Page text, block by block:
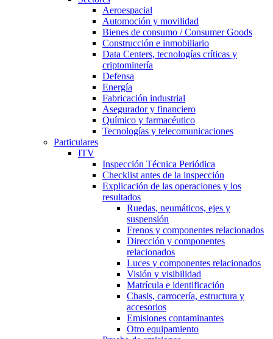
Aeroespacial
Automoción y movilidad
Bienes de consumo / Consumer Goods
Construcción e inmobiliario
Data Centers, tecnologías críticas y
criptominería
Defensa
Energía
Fabricación industrial
Asegurador y financiero
Químico y farmacéutico
Tecnologías y telecomunicaciones
Particulares
ITV
Inspección Técnica Periódica
Checklist antes de la inspección
Explicación de las operaciones y los
resultados
Ruedas, neumáticos, ejes y
suspensión
Frenos y componentes relacionados
Dirección y componentes
relacionados
Luces y componentes relacionados
Visión y visibilidad
Matrícula e identificación
Chasis, carrocería, estructura y
accesorios
Emisiones contaminantes
Otro equipamiento